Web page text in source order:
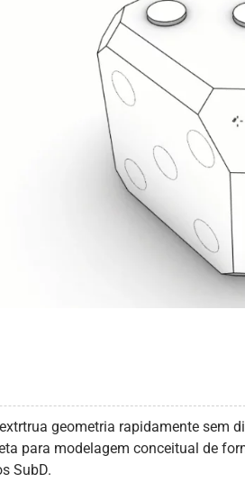
geometria rapidamente
para modelagem conceitual de
SubD.